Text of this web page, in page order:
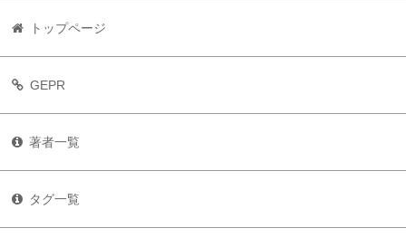
トップページ
GEPR
著者一覧
タグ一覧